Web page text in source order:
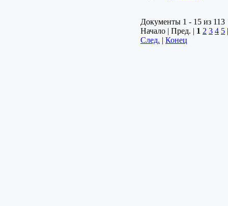
Документы 1 - 15 из 113
Начало | Пред. | 1 2 3 4 5 |
След. | Конец